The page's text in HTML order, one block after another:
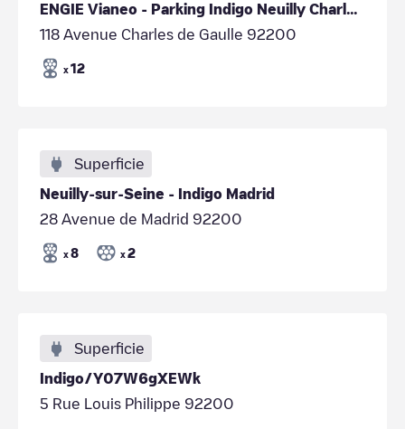
ENGIE Vianeo - Parking Indigo Neuilly Charles de Gaulle
118 Avenue Charles de Gaulle 92200
x 12
Superficie
Neuilly-sur-Seine - Indigo Madrid
28 Avenue de Madrid 92200
x 8 x 2
Superficie
Indigo/Y07W6gXEWk
5 Rue Louis Philippe 92200